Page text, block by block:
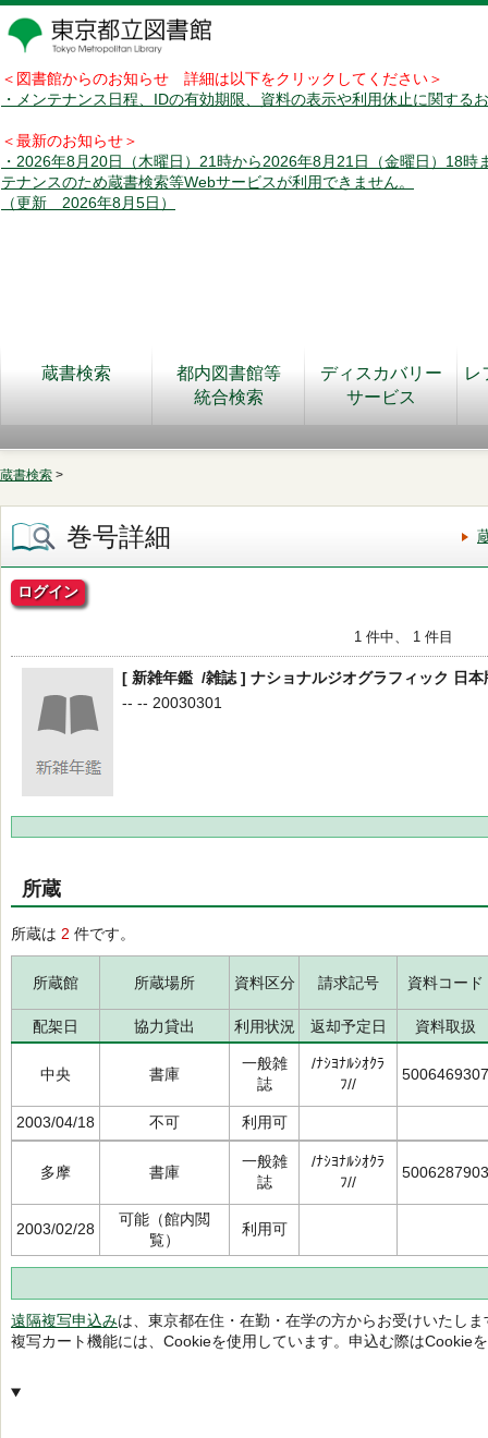
＜図書館からのお知らせ 詳細は以下をクリックしてください＞
・メンテナンス日程、IDの有効期限、資料の表示や利用休止に関する
＜最新のお知らせ＞
・2026年8月20日（木曜日）21時から2026年8月21日（金曜日）18時
テナンスのため蔵書検索等Webサービスが利用できません。
（更新 2026年8月5日）
蔵書検索
都内図書館等
統合検索
ディスカバリー
サービス
レ
蔵書検索 >
巻号詳細
ログイン
1 件中、 1 件目
[ 新雑年鑑 /雑誌 ] ナショナルジオグラフィック 日
-- -- 20030301
所蔵
所蔵は 2 件です。
所蔵館 所蔵場所 資料区分 請求記号 資料コード
配架日 協力貸出 利用状況 返却予定日 資料取扱
中央 書庫
一般雑
誌
/ﾅｼﾖﾅﾙｼｵｸﾗ
ﾌ//
5006469307
2003/04/18 不可 利用可
多摩 書庫
一般雑
誌
/ﾅｼﾖﾅﾙｼｵｸﾗ
ﾌ//
5006287903
2003/02/28
可能（館内閲
覧）
利用可
遠隔複写申込みは、東京都在住・在勤・在学の方からお受けいたしま
複写カート機能には、Cookieを使用しています。申込む際はCookie